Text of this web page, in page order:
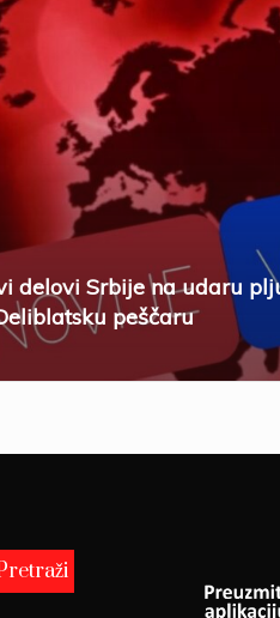
delovi Srbije na udaru
peščaru